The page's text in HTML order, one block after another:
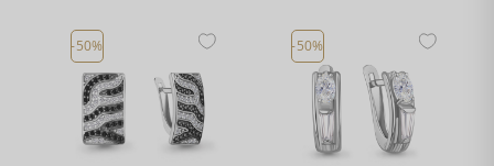
-50% -50%